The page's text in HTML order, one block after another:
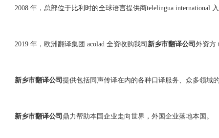
2008 年，总部位于比利时的全球语言提供商telelingua international
2019 年，欧洲翻译集团 acolad 全资收购我司 新乡市翻译公司 外资方
新乡市翻译公司 提供包括同声传译在内的各种口译服务、众多领域
新乡市翻译公司 鼎力帮助本国企业走向世界，外国企业落地本国。